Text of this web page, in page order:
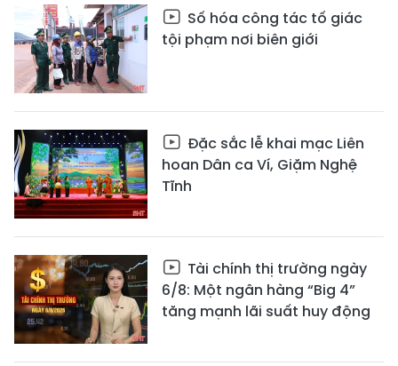
Số hóa công tác tố giác
tội phạm nơi biên giới
Đặc sắc lễ khai mạc Liên
hoan Dân ca Ví, Giặm Nghệ
Tĩnh
Tài chính thị trường ngày
6/8: Một ngân hàng “Big 4”
tăng mạnh lãi suất huy động